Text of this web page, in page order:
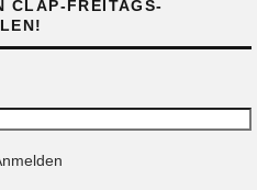
CLAP-FREITAGS-